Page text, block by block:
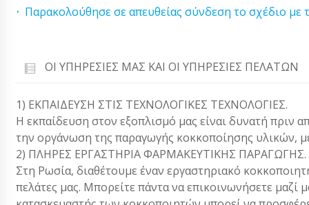
Παρακολούθησε σε απευθείας σύνδεση το σχέδιο
ΟΙ ΥΠΗΡΕΣΊΕΣ ΜΑΣ ΚΑΙ ΟΙ ΥΠΗΡΕΣΊΕΣ ΠΕΛΑΤΏΝ
1) ΕΚΠΑΙΔΕΥΣΗ ΣΤΙΣ ΤΕΧΝΟΛΟΓΙΚΕΣ ΤΕΧΝΟΛΟΓΙΕΣ.
Η εκπαίδευση στον εξοπλισμό μας είναι δυνατή πριν
την οργάνωση της παραγωγής κοκκοποίησης υλικών,
2) ΠΛΗΡΕΣ ΕΡΓΑΣΤΗΡΙΑ ΦΑΡΜΑΚΕΥΤΙΚΗΣ ΠΑΡΑΓΩΓΗΣ.
Στη Ρωσία, διαθέτουμε έναν εργαστηριακό
πελάτες μας. Μπορείτε πάντα να επικοινωνήσετε μαζί